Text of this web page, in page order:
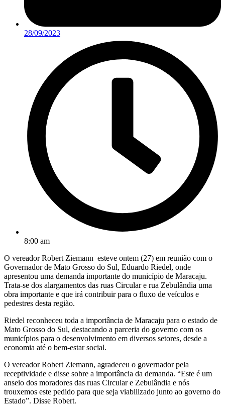
28/09/2023
8:00 am
O vereador Robert Ziemann esteve ontem (27) em reunião com o
Governador de Mato Grosso do Sul, Eduardo Riedel, onde
apresentou uma demanda importante do município de Maracaju.
Trata-se dos alargamentos das ruas Circular e rua Zebulândia uma
obra importante e que irá contribuir para o fluxo de veículos e
pedestres desta região.
Riedel reconheceu toda a importância de Maracaju para o estado de
Mato Grosso do Sul, destacando a parceria do governo com os
municípios para o desenvolvimento em diversos setores, desde a
economia até o bem-estar social.
O vereador Robert Ziemann, agradeceu o governador pela
receptividade e disse sobre a importância da demanda. “Este é um
anseio dos moradores das ruas Circular e Zebulândia e nós
trouxemos este pedido para que seja viabilizado junto ao governo do
Estado”. Disse Robert.